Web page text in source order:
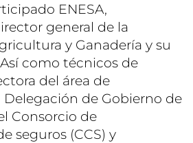
ENESA,
general de la
y Ganadería y su
como técnicos de
del área de
de Gobierno de
Consorcio de
seguros (CCS) y